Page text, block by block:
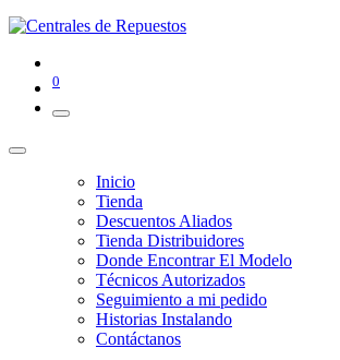
0
Inicio
Tienda
Descuentos Aliados
Tienda Distribuidores
Donde Encontrar El Modelo
Técnicos Autorizados
Seguimiento a mi pedido
Historias Instalando
Contáctanos